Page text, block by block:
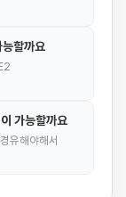
할까요
가능할까요
유해야해서